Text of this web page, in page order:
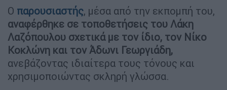
Ο παρουσιαστής, μέσα από την εκπομπή του,
αναφέρθηκε σε τοποθετήσεις του Λάκη
Λαζόπουλου σχετικά με τον ίδιο, τον Νίκο
Κοκλώνη και τον Άδωνι Γεωργιάδη,
ανεβάζοντας ιδιαίτερα τους τόνους και
χρησιμοποιώντας σκληρή γλώσσα.